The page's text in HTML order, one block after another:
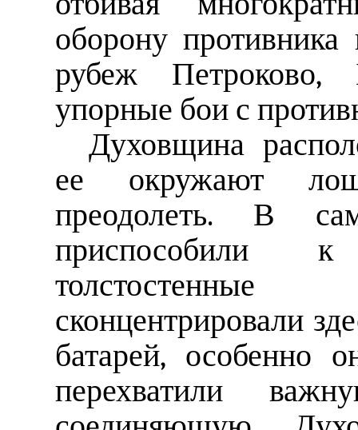
оборону
рубеж Петроково,
упорные бои с
Духовщина
ее окружают
преодолеть. В
приспособили
сконцентрировали
батарей, особенно
перехватили